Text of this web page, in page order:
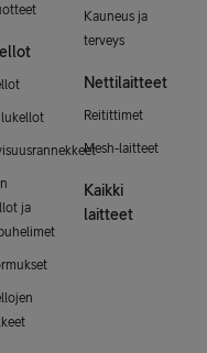
ja
Kauneus ja
terveys
Nettilaitteet
Reitittimet
Mesh-laitteet
Kaikki
laitteet